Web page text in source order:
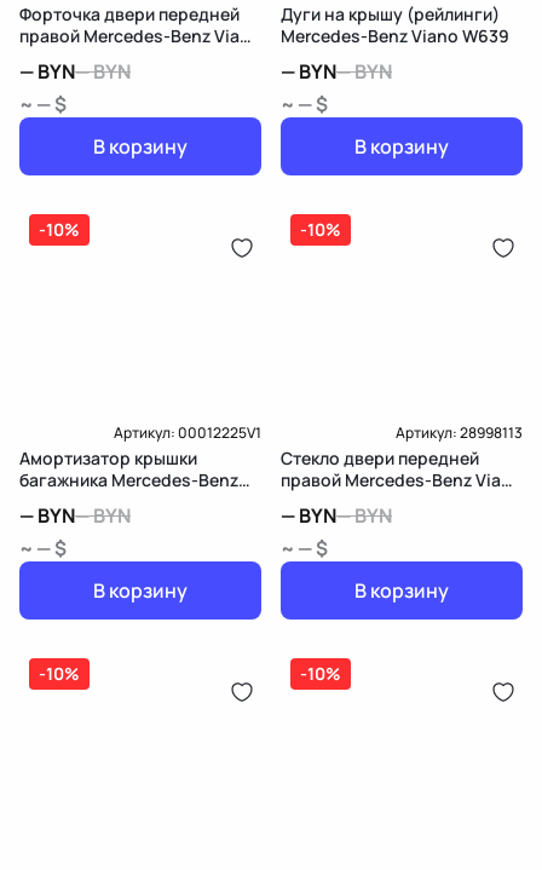
Форточка двери передней
правой Mercedes-Benz Viano
—BYN—BYN
~ — $
В корзину
Дуги на крышу (рейлинги)
Mercedes-Benz Viano W639
—BYN—BYN
~ — $
В корзину
-10%
Артикул:00012225V1
Амортизатор крышки
багажника Mercedes-Benz
—BYN—BYN
~ — $
В корзину
-10%
Артикул:28998113
Стекло двери передней
правой Mercedes-Benz Viano
—BYN—BYN
~ — $
В корзину
-10% -10%